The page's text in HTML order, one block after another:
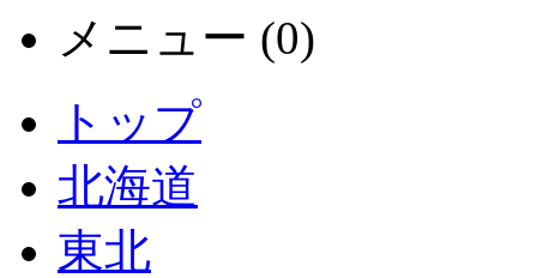
メニュー (0)
トップ
北海道
東北